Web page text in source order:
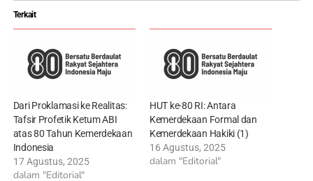
Terkait
Dari Proklamasi ke Realitas:
Tafsir Profetik Ketum ABI
atas 80 Tahun Kemerdekaan
Indonesia
17 Agustus, 2025
dalam "Editorial"
HUT ke-80 RI: Antara
Kemerdekaan Formal dan
Kemerdekaan Hakiki (1)
16 Agustus, 2025
dalam "Editorial"